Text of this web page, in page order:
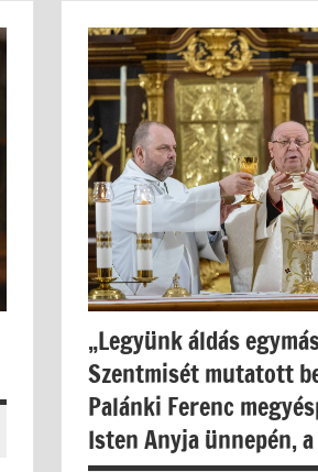
„Legyünk áldás
Szentmisét mutatott
Palánki Ferenc
Isten Anyja ünnepén,